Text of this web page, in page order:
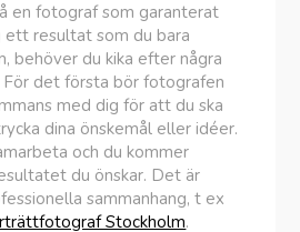
en fotograf som garanterat
resultat som du bara
behöver du kika efter några
För det första bör fotografen
med dig för att du ska
dina önskemål eller idéer.
och du kommer
du önskar. Det är
sammanhang, t ex
Stockholm.